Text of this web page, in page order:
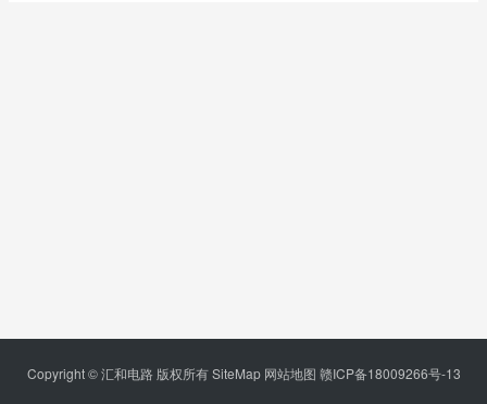
Copyright © 汇和电路 版权所有SiteMap 网站地图 赣ICP备18009266号-13